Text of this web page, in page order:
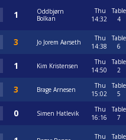
Oddbjørn
Bolkan
Thu
14:32
Table
4
Jo Jorem Aarseth
Thu
14:38
Table
6
Kim Kristensen
Thu
14:50
Table
2
Brage Arnesen
Thu
15:02
Table
5
Simen Hatlevik
Thu
16:16
Table
7
Thu
Table